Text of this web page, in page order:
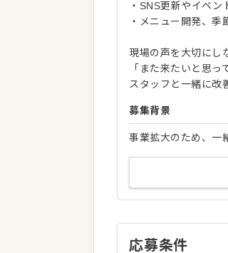
・SNS更新やイベ
・メニュー開発、季
現場の声を大切にし
「また来たいと思
スタッフと一緒に改
募集背景
事業拡大のため、一
応募条件